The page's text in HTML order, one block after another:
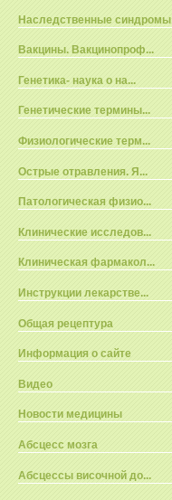
Наследственные синдромы
Вакцины. Вакцинопроф...
Генетика- наука о на...
Генетические термины...
Физиологические терм...
Острые отравления. Я...
Патологическая физио...
Клинические исследов...
Клиническая фармакол...
Инструкции лекарстве...
Общая рецептура
Информация о сайте
Видео
Новости медицины
Абсцесс мозга
Абсцессы височной до...